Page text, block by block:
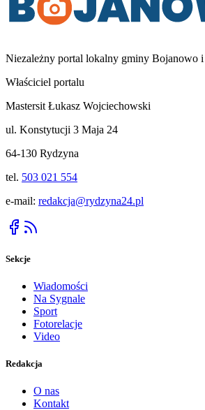
Niezależny portal lokalny gminy Bojanowo
Właściciel portalu
Mastersit Łukasz Wojciechowski
ul. Konstytucji 3 Maja 24
64-130 Rydzyna
tel. 503 021 554
e-mail: redakcja@rydzyna24.pl
Sekcje
Wiadomości
Na Sygnale
Sport
Fotorelacje
Video
Redakcja
O nas
Kontakt